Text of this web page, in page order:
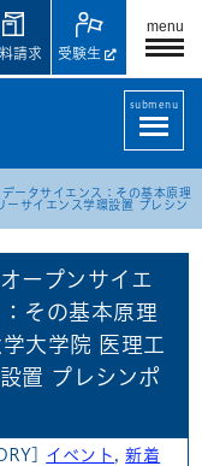
menu
受験生
請求
submenu
ータサイエンス：その基本原理
ーサイエンス学環設置 プレシン
ープンサイエ
その基本原理
大学院 医理工
置 プレシンポ
イベント ,新着